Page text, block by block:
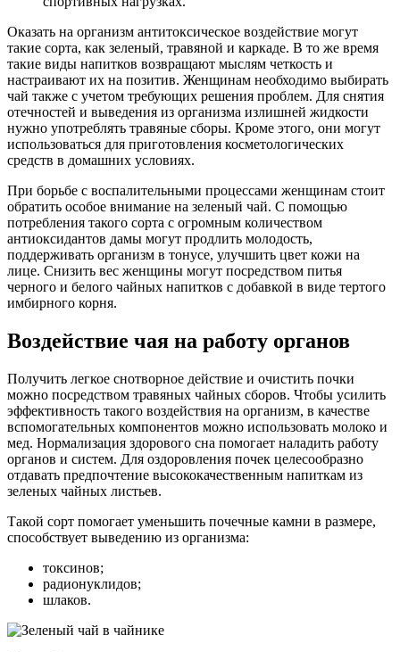
Оказать на организм антитоксическое воздействие могут
такие сорта, как зеленый, травяной и каркаде. В то же время
такие виды напитков возвращают мыслям четкость и
настраивают их на позитив. Женщинам необходимо выбирать
чай также с учетом требующих решения проблем. Для снятия
отечностей и выведения из организма излишней жидкости
нужно употреблять травяные сборы. Кроме этого, они могут
использоваться для приготовления косметологических
средств в домашних условиях.
При борьбе с воспалительными процессами женщинам стоит
обратить особое внимание на зеленый чай. С помощью
потребления такого сорта с огромным количеством
антиоксидантов дамы могут продлить молодость,
поддерживать организм в тонусе, улучшить цвет кожи на
лице. Снизить вес женщины могут посредством питья
черного и белого чайных напитков с добавкой в виде тертого
имбирного корня.
Воздействие чая на работу органов
Получить легкое снотворное действие и очистить почки
можно посредством травяных чайных сборов. Чтобы усилить
эффективность такого воздействия на организм, в качестве
вспомогательных компонентов можно использовать молоко и
мед. Нормализация здорового сна помогает наладить работу
органов и систем. Для оздоровления почек целесообразно
отдавать предпочтение высококачественным напиткам из
зеленых чайных листьев.
Такой сорт помогает уменьшить почечные камни в размере,
способствует выведению из организма:
токсинов;
радионуклидов;
шлаков.